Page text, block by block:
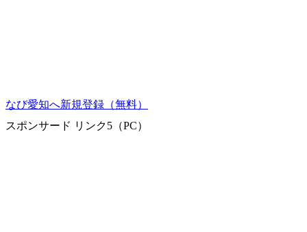
なび愛知へ新規登録（無料）
スポンサード リンク5（PC）